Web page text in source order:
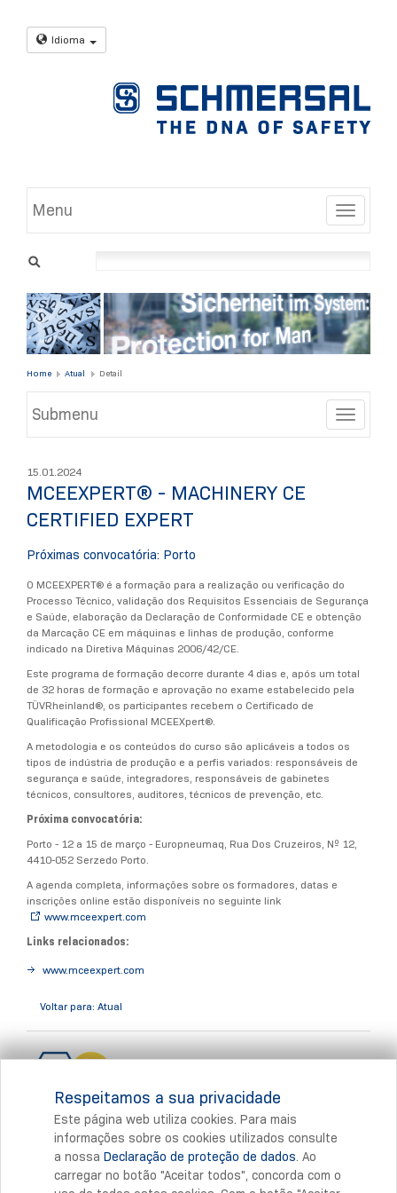
Idioma
Toggle
Menu
Home Atual Detail
Toggle
Submenu
15.01.2024
MCEEXPERT® - MACHINERY CE
CERTIFIED EXPERT
Próximas convocatória: Porto
O MCEEXPERT® é a formação para a realização ou verificação do
Processo Técnico, validação dos Requisitos Essenciais de Segurança
e Saúde, elaboração da Declaração de Conformidade CE e obtenção
da Marcação CE em máquinas e linhas de produção, conforme
indicado na Diretiva Máquinas 2006/42/CE.
Este programa de formação decorre durante 4 dias e, após um total
de 32 horas de formação e aprovação no exame estabelecido pela
TÜVRheinland®, os participantes recebem o Certificado de
Qualificação Profissional MCEEXpert®.
A metodologia e os conteúdos do curso são aplicáveis a todos os
tipos de indústria de produção e a perfis variados: responsáveis de
segurança e saúde, integradores, responsáveis de gabinetes
técnicos, consultores, auditores, técnicos de prevenção, etc.
Próxima convocatória:
Porto - 12 a 15 de março - Europneumaq, Rua Dos Cruzeiros, Nº 12,
4410-052 Serzedo Porto.
A agenda completa, informações sobre os formadores, datas e
inscrições online estão disponíveis no seguinte link
www.mceexpert.com
Links relacionados:
www.mceexpert.com
Voltar para: Atual
Imprimir
Respeitamos a sua privacidade
Este página web utiliza cookies. Para mais
informações sobre os cookies utilizados consulte
a nossa Declaração de proteção de dados. Ao
carregar no botão "Aceitar todos", concorda com o